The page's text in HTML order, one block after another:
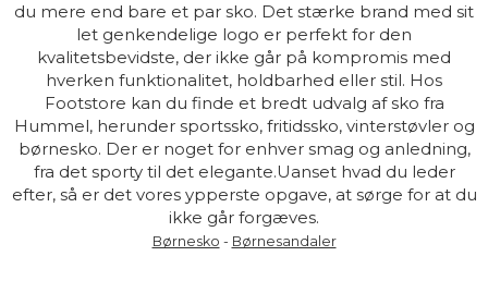
du mere end bare et par sko. Det stærke brand med sit
let genkendelige logo er perfekt for den
kvalitetsbevidste, der ikke går på kompromis med
hverken funktionalitet, holdbarhed eller stil. Hos
Footstore kan du finde et bredt udvalg af sko fra
Hummel, herunder sportssko, fritidssko, vinterstøvler og
børnesko. Der er noget for enhver smag og anledning,
fra det sporty til det elegante.Uanset hvad du leder
efter, så er det vores ypperste opgave, at sørge for at du
ikke går forgæves.
Børnesko - Børnesandaler